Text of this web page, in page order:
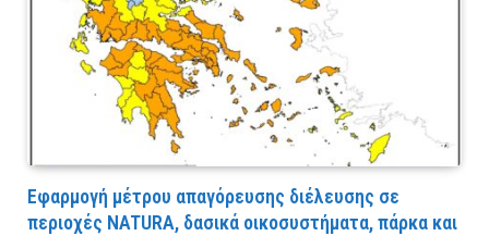
Εφαρμογή μέτρου απαγόρευσης διέλευσης σε
περιοχές NATURA, δασικά οικοσυστήματα, πάρκα και